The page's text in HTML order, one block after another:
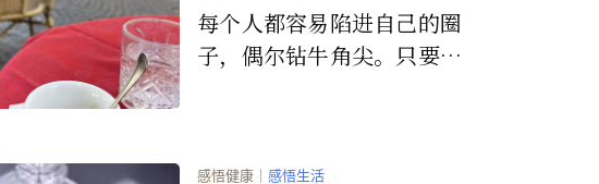
每个人都容易陷进自己的圈
子，偶尔钻牛角尖。只要抬
感悟健康 ｜ 感悟生活